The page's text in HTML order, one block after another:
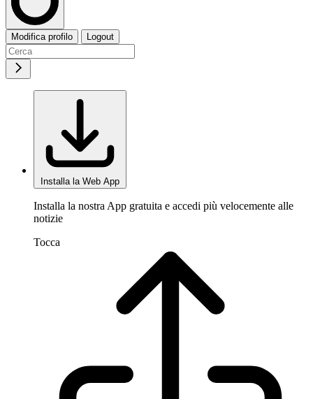
Modifica profilo Logout
Installa la Web App
Installa la nostra App gratuita e accedi più velocemente alle
notizie
Tocca